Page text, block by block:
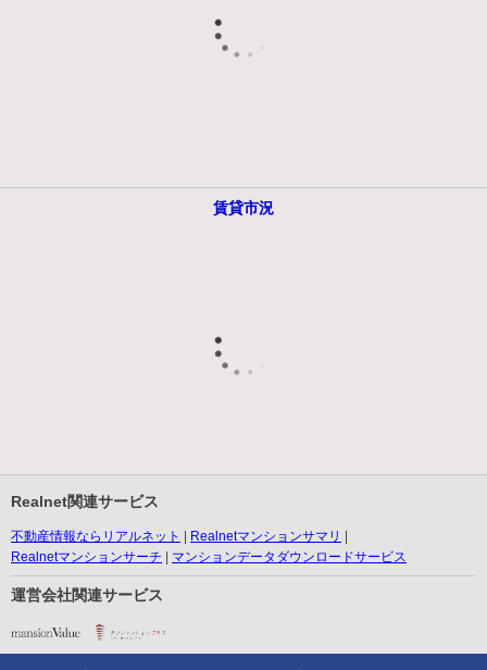
賃貸市況
Realnet関連サービス
不動産情報ならリアルネット
Realnetマンションサマリ
Realnetマンションサーチ
マンションデータダウンロードサービス
運営会社関連サービス